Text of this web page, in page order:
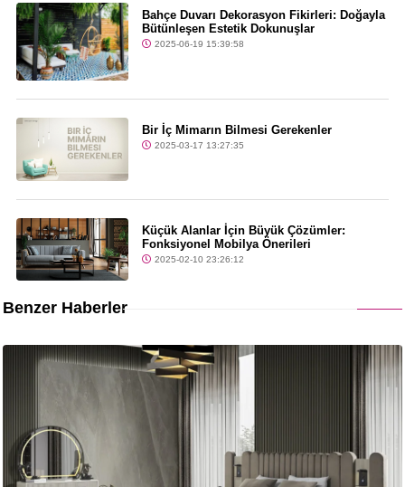
Bahçe Duvarı Dekorasyon Fikirleri: Doğayla
Bütünleşen Estetik Dokunuşlar
2025-06-19 15:39:58
Bir İç Mimarın Bilmesi Gerekenler
2025-03-17 13:27:35
Küçük Alanlar İçin Büyük Çözümler:
Fonksiyonel Mobilya Önerileri
2025-02-10 23:26:12
Benzer Haberler